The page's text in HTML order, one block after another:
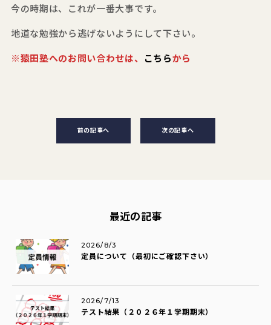
今の時期は、これが一番大事です。
地道な勉強から逃げないようにして下さい。
※猿田塾へのお問い合わせは、 こちらから
前の記事へ 次の記事へ
最近の記事
定員について（最初にご確認下さい）
2026/8/3
テスト結果（２０２６年１学期期末）
2026/7/13